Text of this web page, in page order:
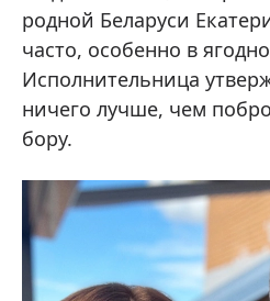
родной Беларуси
часто, особенно в
Исполнительница
ничего лучше, чем
бору.